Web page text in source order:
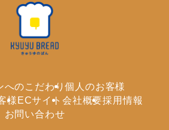
へのこだわり個人のお客様
様ECサイト 会社概要採用情報
お問い合わせ